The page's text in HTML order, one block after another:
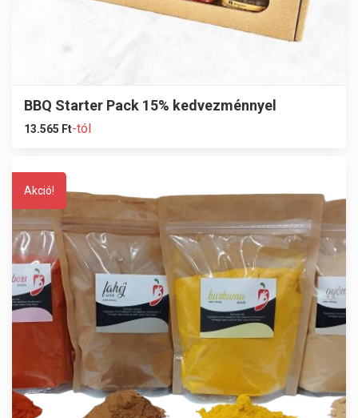
BBQ Starter Pack 15% kedvezménnyel
13.565 Ft-tól
Akció!